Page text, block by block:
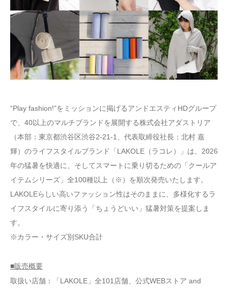
“Play fashion!”をミッションに掲げるアンドエスティHDグループ
で、40以上のマルチブランドを展開する株式会社アダストリア
（本部：東京都渋谷区渋谷2-21-1、代表取締役社長：北村 嘉
輝）のライフスタイルブランド「LAKOLE（ラコレ）」は、2026
年の猛暑を快適に、そしてスマートに乗り切るための「クールア
イテムシリーズ」全100種以上（※）を順次発売いたします。
LAKOLEらしい高いファッション性はそのままに、多様化するラ
イフスタイルに寄り添う「ちょうどいい」猛暑対策を提案しま
す。
※カラー・サイズ別SKU合計
■販売概要
取扱い店舗：「LAKOLE」全101店舗、公式WEBストア and